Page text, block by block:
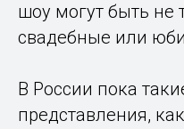
шоу могут быть не
свадебные или
В России пока
представления,